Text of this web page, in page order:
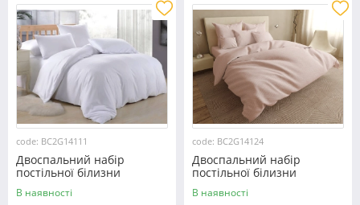
code: BC2G14111
Двоспальний набір
постільної білизни
180*220 із Бязі "Gold" з
простирадлом на резинці
В наявності
code: BC2G14124
Двоспальний набір
постільної білизни
180*220 із Бязі "Gold" з
простирадлом на резинці
В наявності